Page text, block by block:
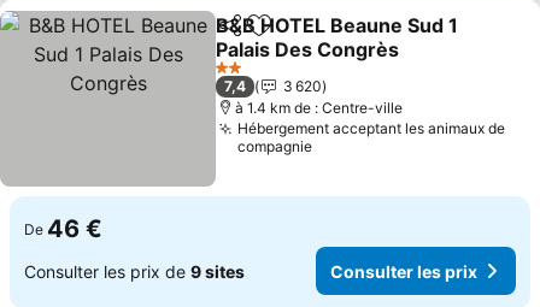
PartagerAjouter à mes favoris
B&B HOTEL Beaune Sud 1
Palais Des Congrès
Consulter les prix
2 Étoiles
7,4
3 620
à 1.4 km de : Centre-ville
Hébergement acceptant les animaux de
compagnie
De 46 €
Consulter les prix de 9 sites Consulter les prix